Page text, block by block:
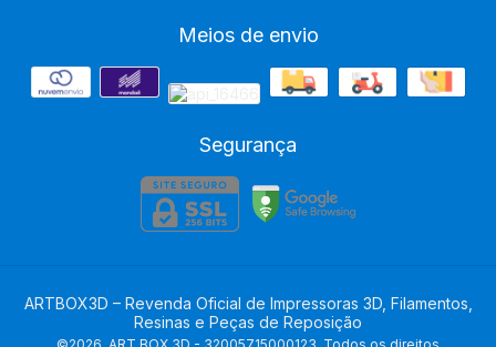
Meios de envio
Segurança
ARTBOX3D – Revenda Oficial de Impressoras 3D, Filamentos,
Resinas e Peças de Reposição